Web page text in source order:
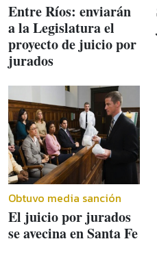
Entre Ríos: enviarán
a la Legislatura el
proyecto de juicio por
jurados
Obtuvo media sanción
El juicio por jurados
se avecina en Santa Fe